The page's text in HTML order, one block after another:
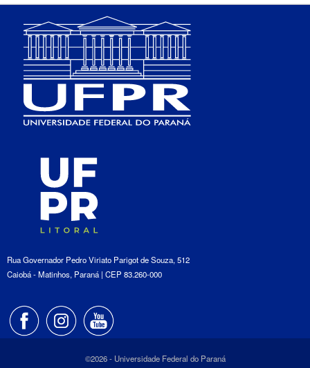
Rua Governador Pedro Viriato Parigot de Souza, 512
Caiobá - Matinhos, Paraná | CEP 83.260-000
©2026 - Universidade Federal do Paraná